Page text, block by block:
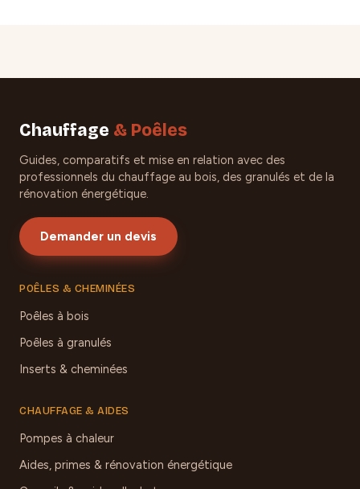
Chauffage & Poêles
Guides, comparatifs et mise en relation avec des
professionnels du chauffage au bois, des granulés et de la
rénovation énergétique.
Demander un devis
POÊLES & CHEMINÉES
Poêles à bois
Poêles à granulés
Inserts & cheminées
CHAUFFAGE & AIDES
Pompes à chaleur
Aides, primes & rénovation énergétique